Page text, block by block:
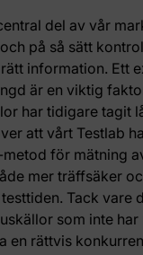
del av vår
på så sätt
information. Ett
är en viktig
har tidigare tagit
att vårt Testlab
för mätning
mer träffsäker
Tack vare
som inte
en rättvis